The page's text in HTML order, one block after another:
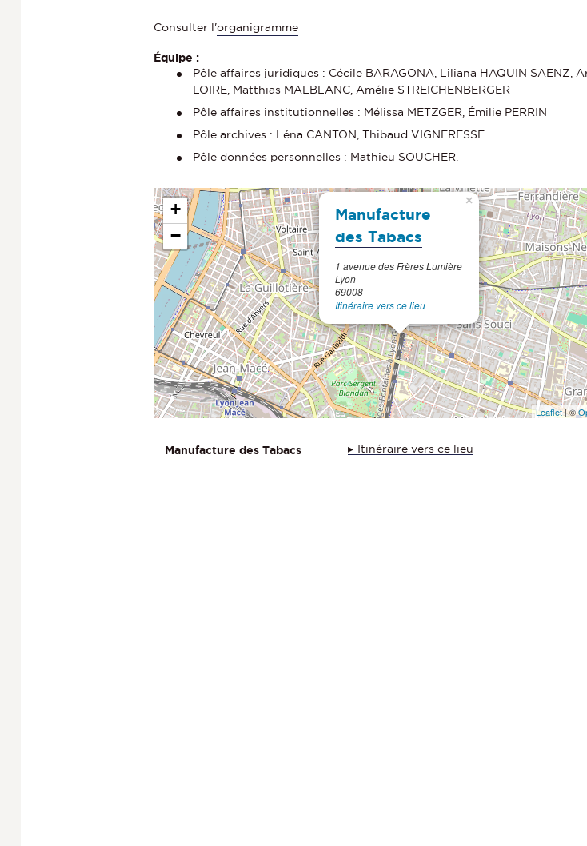
Consulter l'organigramme
Équipe :
Pôle affaires juridiques : Cécile BARAGONA, Liliana HAQUIN SAENZ,
LOIRE, Matthias MALBLANC, Amélie STREICHENBERGER
Pôle affaires institutionnelles : Mélissa METZGER, Émilie PERRIN
Pôle archives : Léna CANTON, Thibaud VIGNERESSE
Pôle données personnelles : Mathieu SOUCHER.
Manufacture
des Tabacs
1 avenue des Frères Lumière
Lyon
69008
Itinéraire vers ce lieu
×
+
−
Leaflet| ©
Itinéraire vers ce lieu
Manufacture des Tabacs